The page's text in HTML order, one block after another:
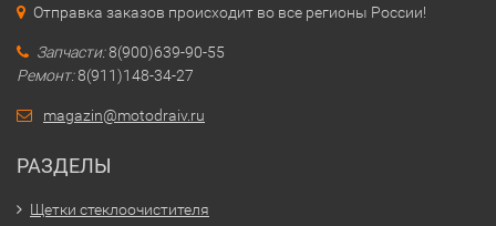
Отправка заказов происходит во все регионы России!
Запчасти:8(900)639-90-55
Ремонт:8(911)148-34-27
magazin@motodraiv.ru
РАЗДЕЛЫ
Щетки стеклоочистителя